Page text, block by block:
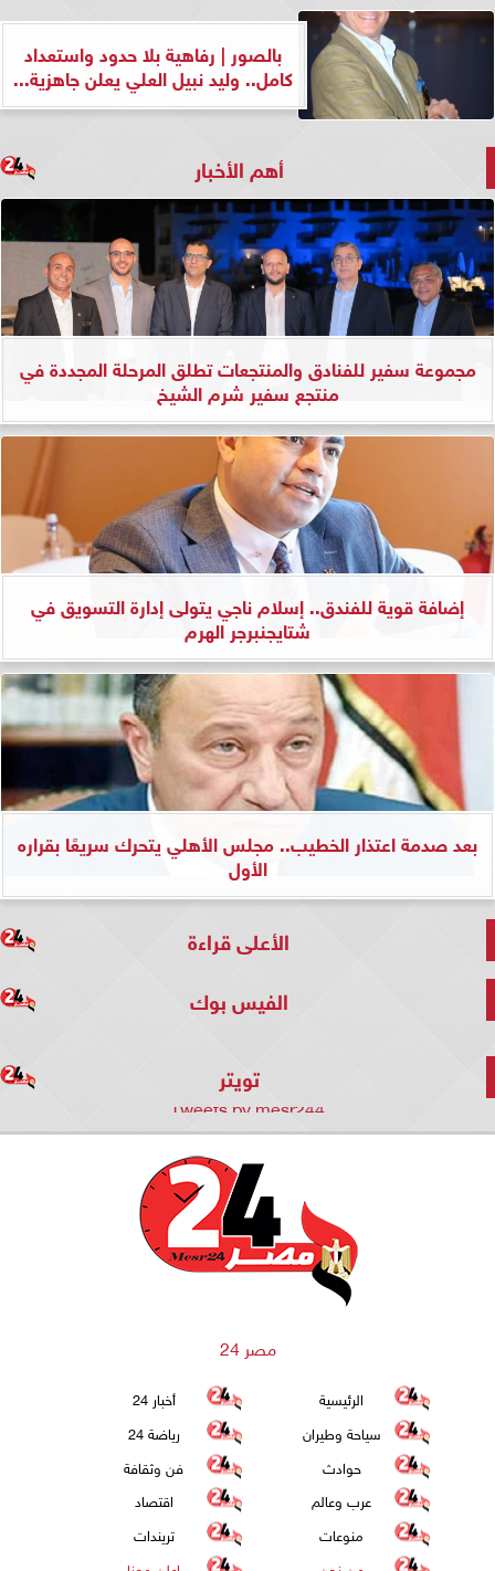
بالصور | رفاهية بلا حدود واستعداد
كامل.. وليد نبيل العلي يعلن جاهزية...
أهم الأخبار
مجموعة سفير للفنادق والمنتجعات تطلق المرحلة المجددة في
منتجع سفير شرم الشيخ
إضافة قوية للفندق.. إسلام ناجي يتولى إدارة التسويق في
شتايجنبرجر الهرم
بعد صدمة اعتذار الخطيب.. مجلس الأهلي يتحرك سريعًا بقراره
الأول
الأعلى قراءة
الفيس بوك
تويتر
Tweets by mesr244
مصر 24
الرئيسية
أخبار 24
سياحة وطيران
رياضة 24
حوادث
فن وثقافة
عرب وعالم
اقتصاد
منوعات
تريندات